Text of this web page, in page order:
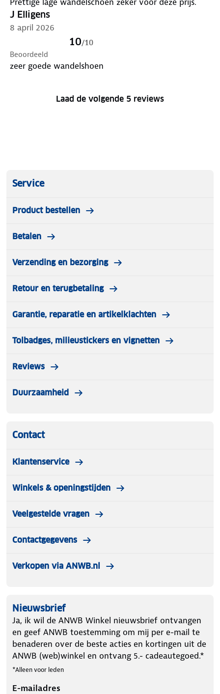
J Elligens
8 april 2026
10/10
Beoordeeld
zeer goede wandelshoen
Laad de volgende 5 reviews
Service
Product bestellen
Betalen
Verzending en bezorging
Retour en terugbetaling
Garantie, reparatie en artikelklachten
Tolbadges, milieustickers en vignetten
Reviews
Duurzaamheid
Contact
Klantenservice
Winkels & openingstijden
Veelgestelde vragen
Contactgegevens
Verkopen via ANWB.nl
Nieuwsbrief
Ja, ik wil de ANWB Winkel nieuwsbrief ontvangen
en geef ANWB toestemming om mij per e-mail te
benaderen over de beste acties en kortingen uit de
ANWB (web)winkel en ontvang 5.- cadeautegoed.*
*Alleen voor leden
E-mailadres